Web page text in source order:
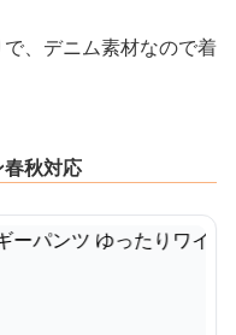
、デニム素材なので着
秋対応